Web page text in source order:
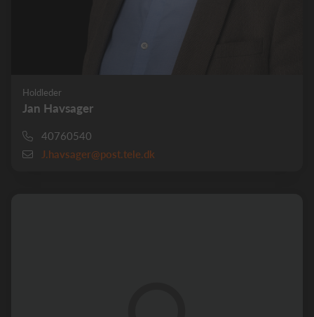
Holdleder
Jan Havsager
40760540
J.havsager@post.tele.dk